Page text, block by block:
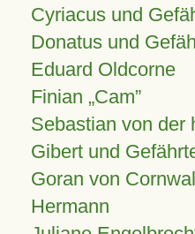
Cyriacus und
Donatus und
Eduard Oldcorne
Finian Cam
Sebastian von der
Gibert und
Goran von
Hermann